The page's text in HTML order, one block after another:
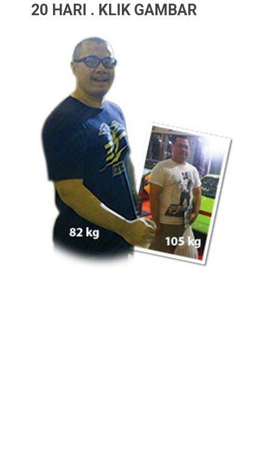
20 HARI . KLIK GAMBAR